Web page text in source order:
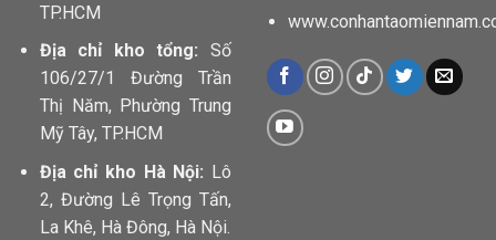
TP.HCM
Địa chỉ kho tổng: Số
106/27/1 Đường Trần
Thị Năm, Phường Trung
Mỹ Tây, TP.HCM
Địa chỉ kho Hà Nội: Lô
2, Đường Lê Trọng Tấn,
La Khê, Hà Đông, Hà Nội.